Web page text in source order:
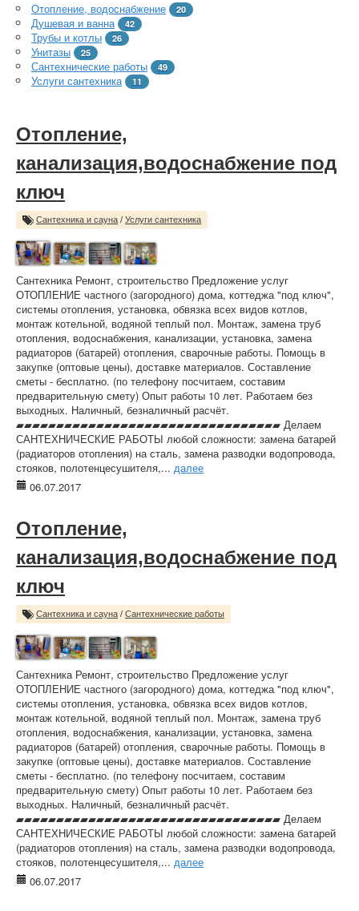
Отопление, водоснабжение 20
Душевая и ванна 42
Трубы и котлы 26
Унитазы 25
Сантехнические работы 49
Услуги сантехника 11
Отопление,
канализация,водоснабжение под
ключ
Сантехника и сауна / Услуги сантехника
Сантехника Ремонт, строительство Предложение услуг
ОТОПЛЕНИЕ частного (загородного) дома, коттеджа "под ключ",
системы отопления, установка, обвязка всех видов котлов,
монтаж котельной, водяной теплый пол. Монтаж, замена труб
отопления, водоснабжения, канализации, установка, замена
радиаторов (батарей) отопления, сварочные работы. Помощь в
закупке (оптовые цены), доставке материалов. Составление
сметы - бесплатно. (по телефону посчитаем, составим
предварительную смету) Опыт работы 10 лет. Работаем без
выходных. Наличный, безналичный расчёт.
▰▰▰▰▰▰▰▰▰▰▰▰▰▰▰▰▰▰▰▰▰▰▰▰▰▰▰▰▰▰▰▰▰ Делаем
САНТЕХНИЧЕСКИЕ РАБОТЫ любой сложности: замена батарей
(радиаторов отопления) на сталь, замена разводки водопровода,
стояков, полотенцесушителя,... далее
06.07.2017
Отопление,
канализация,водоснабжение под
ключ
Сантехника и сауна / Сантехнические работы
Сантехника Ремонт, строительство Предложение услуг
ОТОПЛЕНИЕ частного (загородного) дома, коттеджа "под ключ",
системы отопления, установка, обвязка всех видов котлов,
монтаж котельной, водяной теплый пол. Монтаж, замена труб
отопления, водоснабжения, канализации, установка, замена
радиаторов (батарей) отопления, сварочные работы. Помощь в
закупке (оптовые цены), доставке материалов. Составление
сметы - бесплатно. (по телефону посчитаем, составим
предварительную смету) Опыт работы 10 лет. Работаем без
выходных. Наличный, безналичный расчёт.
▰▰▰▰▰▰▰▰▰▰▰▰▰▰▰▰▰▰▰▰▰▰▰▰▰▰▰▰▰▰▰▰▰ Делаем
САНТЕХНИЧЕСКИЕ РАБОТЫ любой сложности: замена батарей
(радиаторов отопления) на сталь, замена разводки водопровода,
стояков, полотенцесушителя,... далее
06.07.2017